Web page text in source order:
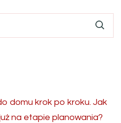
domu krok po kroku. Jak
na etapie planowania?